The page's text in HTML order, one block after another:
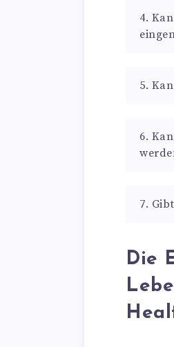
4.
5.
6.
7.
Die